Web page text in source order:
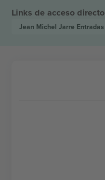
Links de acceso directo
Jean Michel Jarre Entradas